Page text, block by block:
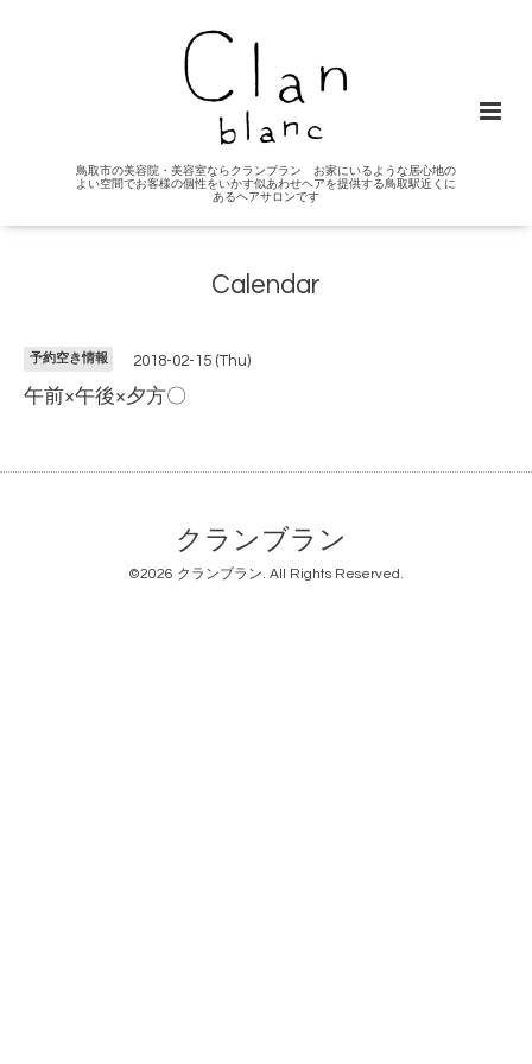
鳥取市の美容院・美容室ならクランブラン お家にいるような居心地の
よい空間でお客様の個性をいかす似あわせヘアを提供する鳥取駅近くに
あるヘアサロンです
Calendar
予約空き情報 2018-02-15 (Thu)
午前×午後×夕方〇
クランブラン
©2026 クランブラン. All Rights Reserved.